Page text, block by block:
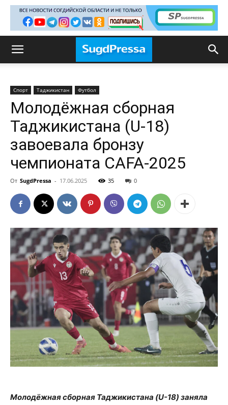
Спорт Таджикистан Футбол
Молодёжная сборная
Таджикистана (U-18)
завоевала бронзу
чемпионата CAFA-2025
От SugdPressa - 17.06.2025 35 0
Молодёжная сборная Таджикистана (U-18) заняла